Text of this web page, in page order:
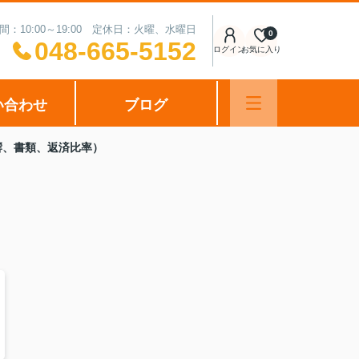
：10:00～19:00 定休日：火曜、水曜日
048-665-5152 ログインお気に入り
0
合わせ ブログ
書類、返済比率）